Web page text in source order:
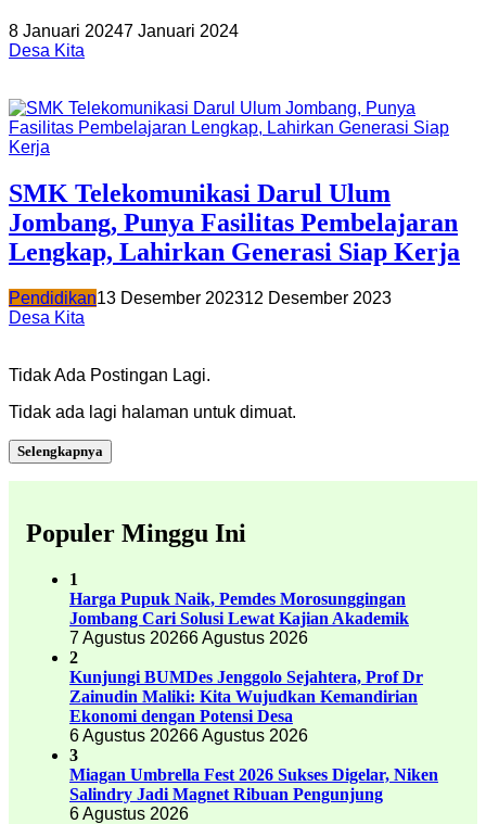
8 Januari 20247 Januari 2024
Desa Kita
SMK Telekomunikasi Darul Ulum
Jombang, Punya Fasilitas Pembelajaran
Lengkap, Lahirkan Generasi Siap Kerja
Pendidikan13 Desember 202312 Desember 2023
Desa Kita
Tidak Ada Postingan Lagi.
Tidak ada lagi halaman untuk dimuat.
Selengkapnya
Populer Minggu Ini
1
Harga Pupuk Naik, Pemdes Morosunggingan
Jombang Cari Solusi Lewat Kajian Akademik
7 Agustus 20266 Agustus 2026
2
Kunjungi BUMDes Jenggolo Sejahtera, Prof Dr
Zainudin Maliki: Kita Wujudkan Kemandirian
Ekonomi dengan Potensi Desa
6 Agustus 20266 Agustus 2026
3
Miagan Umbrella Fest 2026 Sukses Digelar, Niken
Salindry Jadi Magnet Ribuan Pengunjung
6 Agustus 2026